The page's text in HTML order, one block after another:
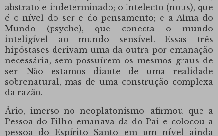
abstrato e indeterminado; o Intelecto (nous), que
é o nível do ser e do pensamento; e a Alma do
Mundo (psyche), que conecta o mundo
inteligível ao mundo sensível.
Essas três
hipóstases derivam uma da outra por emanação
necessária, sem possuírem os mesmos graus de
ser.
Não estamos diante de uma realidade
sobrenatural, mas de uma construção complexa
da razão.
Ário, imerso no neoplatonismo, afirmou que a
Pessoa do Filho emanava da do Pai e colocou a
pessoa do Espírito Santo em um nível ainda